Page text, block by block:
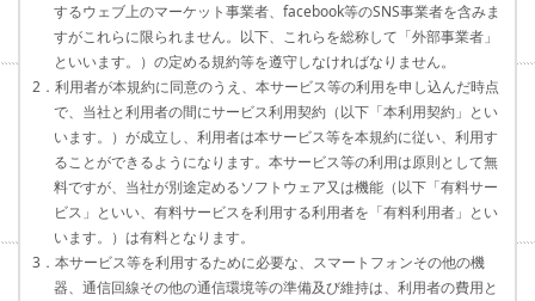
するウェブ上のマーケット事業者、facebook等のSNS事業者を含みま
すがこれらに限られません。以下、これらを総称して「外部事業者」
といいます。）の定める規約等を遵守しなければなりません。
2．利用者が本規約に同意のうえ、本サービス等の利用を申し込んだ時点
で、当社と利用者の間にサービス利用契約（以下「本利用契約」とい
います。）が成立し、利用者は本サービス等を本規約に従い、利用す
ることができるようになります。本サービス等の利用は原則として無
料ですが、当社が別途定めるソフトウェア又は機能（以下「有料サー
ビス」といい、有料サービスを利用する利用者を「有料利用者」とい
います。）は有料となります。
3．本サービス等を利用するために必要な、スマートフォンその他の機
器、通信回線その他の通信環境等の準備及び維持は、利用者の費用と